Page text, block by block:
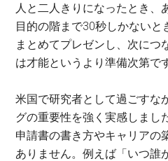
人と二人きりになったとき、
目的の階まで30秒しかないと
まとめてプレゼンし、次につ
は才能というより準備次第で
米国で研究者として過ごすな
グの重要性を強く実感しまし
申請書の書き方やキャリアの
ありません。例えば「いつ誰